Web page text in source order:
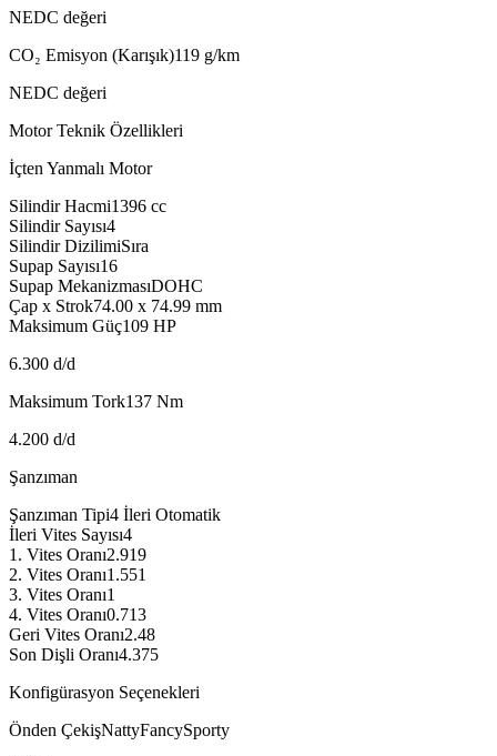
NEDC değeri
CO₂ Emisyon (Karışık)119 g/km
NEDC değeri
Motor Teknik Özellikleri
İçten Yanmalı Motor
Silindir Hacmi1396 cc
Silindir Sayısı4
Silindir DizilimiSıra
Supap Sayısı16
Supap MekanizmasıDOHC
Çap x Strok74.00 x 74.99 mm
Maksimum Güç109 HP
6.300 d/d
Maksimum Tork137 Nm
4.200 d/d
Şanzıman
Şanzıman Tipi4 İleri Otomatik
İleri Vites Sayısı4
1. Vites Oranı2.919
2. Vites Oranı1.551
3. Vites Oranı1
4. Vites Oranı0.713
Geri Vites Oranı2.48
Son Dişli Oranı4.375
Konfigürasyon Seçenekleri
Önden ÇekişNattyFancySporty